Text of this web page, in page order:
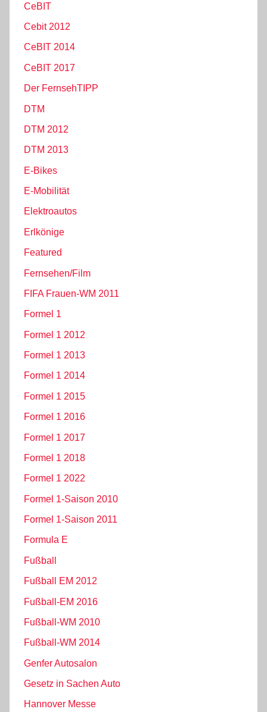
CeBIT
Cebit 2012
CeBIT 2014
CeBIT 2017
Der FernsehTIPP
DTM
DTM 2012
DTM 2013
E-Bikes
E-Mobilität
Elektroautos
Erlkönige
Featured
Fernsehen/Film
FIFA Frauen-WM 2011
Formel 1
Formel 1 2012
Formel 1 2013
Formel 1 2014
Formel 1 2015
Formel 1 2016
Formel 1 2017
Formel 1 2018
Formel 1 2022
Formel 1-Saison 2010
Formel 1-Saison 2011
Formula E
Fußball
Fußball EM 2012
Fußball-EM 2016
Fußball-WM 2010
Fußball-WM 2014
Genfer Autosalon
Gesetz in Sachen Auto
Hannover Messe